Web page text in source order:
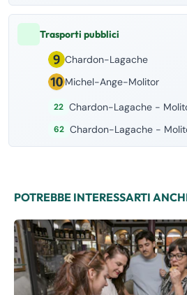
Trasporti pubblici
Chardon-Lagache
Michel-Ange-Molitor
22 Chardon-Lagache -
62 Chardon-Lagache -
POTREBBE INTERESSARTI